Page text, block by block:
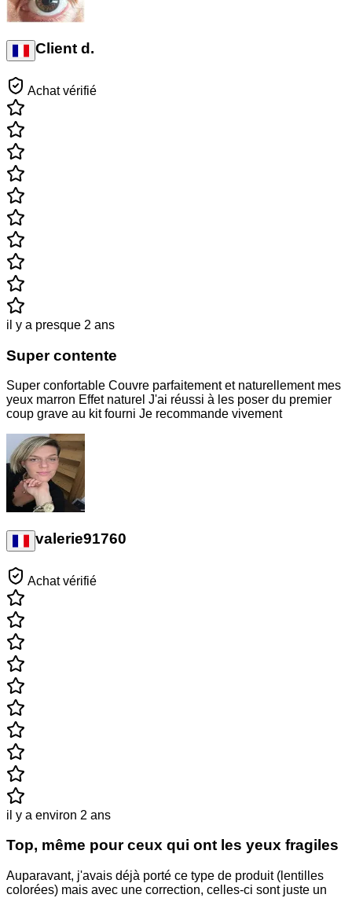
Client d.
Achat vérifié
il y a presque 2 ans
Super contente
Super confortable Couvre parfaitement et naturellement mes
yeux marron Effet naturel J'ai réussi à les poser du premier
coup grave au kit fourni Je recommande vivement
valerie91760
Achat vérifié
il y a environ 2 ans
Top, même pour ceux qui ont les yeux fragiles
Auparavant, j'avais déjà porté ce type de produit (lentilles
colorées) mais avec une correction, celles-ci sont juste un